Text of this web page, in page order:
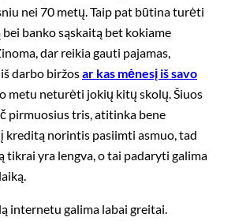
nei 70 metų. Taip pat būtina turėti
banko sąskaitą bet kokiame
dar reikia gauti pajamas,
darbo biržosar kas mėnesį iš savo
metu neturėti jokių kitų skolų. Šiuos
pirmuosius tris, atitinka bene
kreditą norintis pasiimti asmuo, tad
tikrai yra lengva, o tai padaryti galima
internetu galima labai greitai.